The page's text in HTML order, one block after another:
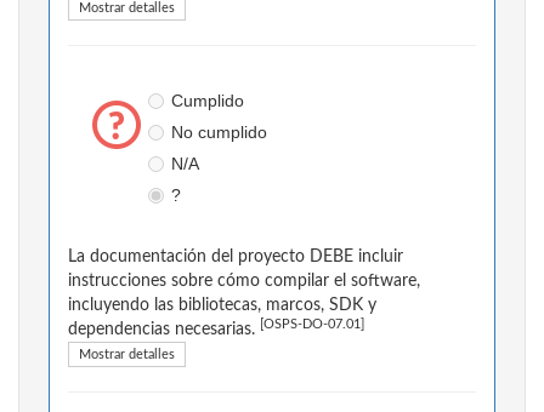
Mostrar detalles
Cumplido
No cumplido
N/A
?
La documentación del proyecto DEBE incluir
instrucciones sobre cómo compilar el software,
incluyendo las bibliotecas, marcos, SDK y
dependencias necesarias.
[OSPS-DO-07.01]
Mostrar detalles